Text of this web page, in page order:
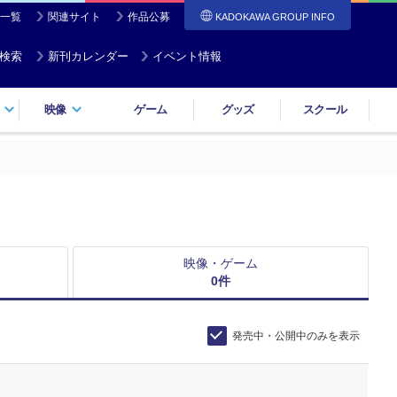
覧 関連サイト 作品公募 KADOKAWA GROUP INFO
索 新刊カレンダー イベント情報
映像 ゲーム グッズ スクール
映像・ゲーム
0件
発売中・公開中のみを表示